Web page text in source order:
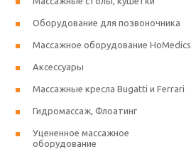
Оборудование для позвоночника
Массажное оборудование HoMedics
Аксессуары
Массажные кресла Bugatti и Ferrari
Гидромассаж, Флоатинг
Уцененное массажное
оборудование